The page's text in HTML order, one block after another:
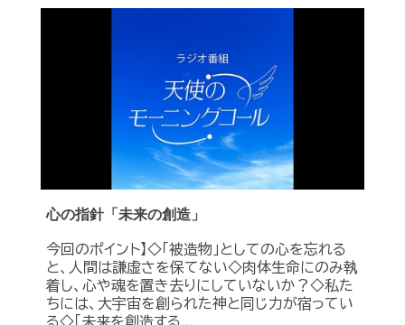
心の指針「未来の創造」
今回のポイント】◇「被造物」としての心を忘れる
と、人間は謙虚さを保てない◇肉体生命にのみ執
着し、心や魂を置き去りにしていないか？◇私た
ちには、大宇宙を創られた神と同じ力が宿ってい
る◇「未来を創造する...